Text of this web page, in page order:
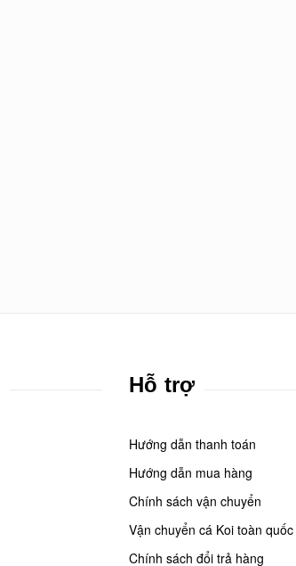
Hỗ trợ
Hướng dẫn thanh toán
Hướng dẫn mua hàng
Chính sách vận chuyển
Vận chuyển cá Koi toàn quốc
Chính sách đổi trả hàng